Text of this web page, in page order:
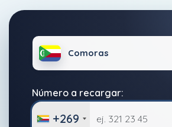
Comoras
Número a recargar:
+269